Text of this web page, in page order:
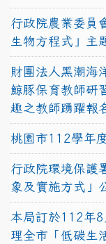
行政院農業委員
生物方程式」主
財團法人黑潮海
鯨豚保育教師
趣之教師踴躍報
桃園市112學年
行政院環境保護
象及實施方式」
本局訂於112年
理全市「低碳生